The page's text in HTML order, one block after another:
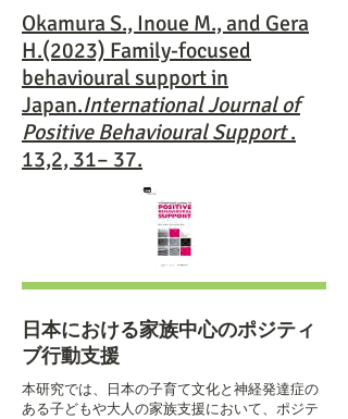
Okamura S., Inoue M., and Gera
H.(2023) Family-focused
behavioural support in
Japan.International Journal of
Positive Behavioural Support.
13,2, 31– 37.
日本における家族中心のポジティ
ブ行動支援
本研究では、日本の子育て文化と神経発達症の
ある子どもや大人の家族支援において、ポジテ